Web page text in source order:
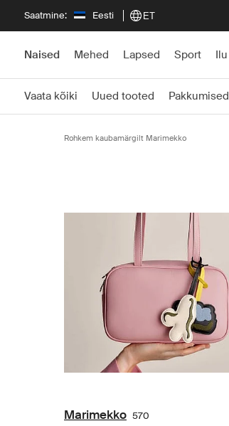
Saatmine: Eesti ET
Naised Mehed Lapsed Sport Ilu
Vaata kõiki Uued tooted Pakkumised
Rohkem kaubamärgilt Marimekko
Marimekko 570